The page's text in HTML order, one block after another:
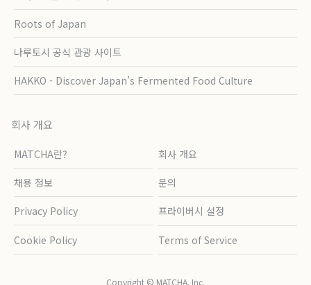
Roots of Japan
나루토시 공식 관광 사이트
HAKKO - Discover Japan’s Fermented Food Culture
회사 개요
MATCHA란? 회사 개요
채용 정보 문의
Privacy Policy 프라이버시 설정
Cookie Policy Terms of Service
Copyright © MATCHA, Inc.